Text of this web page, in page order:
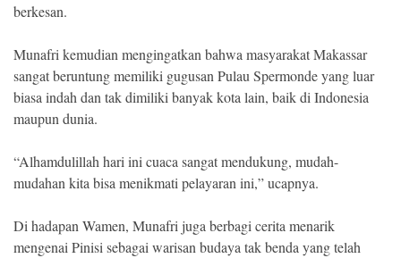
berkesan.
Munafri kemudian mengingatkan bahwa masyarakat Makassar
sangat beruntung memiliki gugusan Pulau Spermonde yang luar
biasa indah dan tak dimiliki banyak kota lain, baik di Indonesia
maupun dunia.
“Alhamdulillah hari ini cuaca sangat mendukung, mudah-
mudahan kita bisa menikmati pelayaran ini,” ucapnya.
Di hadapan Wamen, Munafri juga berbagi cerita menarik
mengenai Pinisi sebagai warisan budaya tak benda yang telah